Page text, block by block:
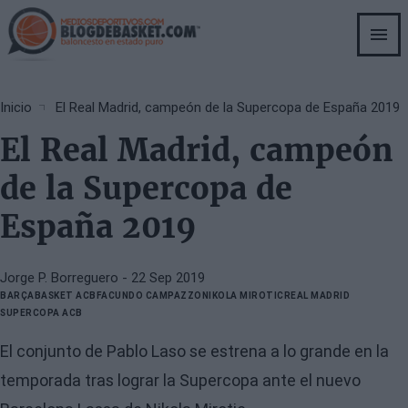
Skip
to
main
Breadcrumb
Inicio El Real Madrid, campeón de la Supercopa de España 2019
El Real Madrid, campeón
de la Supercopa de
España 2019
Jorge P. Borreguero - 22 Sep 2019
BARÇABASKET ACB FACUNDO CAMPAZZO NIKOLA MIROTIC REAL MADRID
SUPERCOPA ACB
El conjunto de Pablo Laso se estrena a lo grande en la
temporada tras lograr la Supercopa ante el nuevo